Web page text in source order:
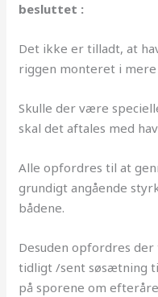
besluttet :
Det ikke er tilladt, at
riggen monteret i mere
Skulle der være
skal det aftales med
Alle opfordres til at
grundigt angående
bådene.
Desuden opfordres
tidligt /sent søsætning
på sporene om